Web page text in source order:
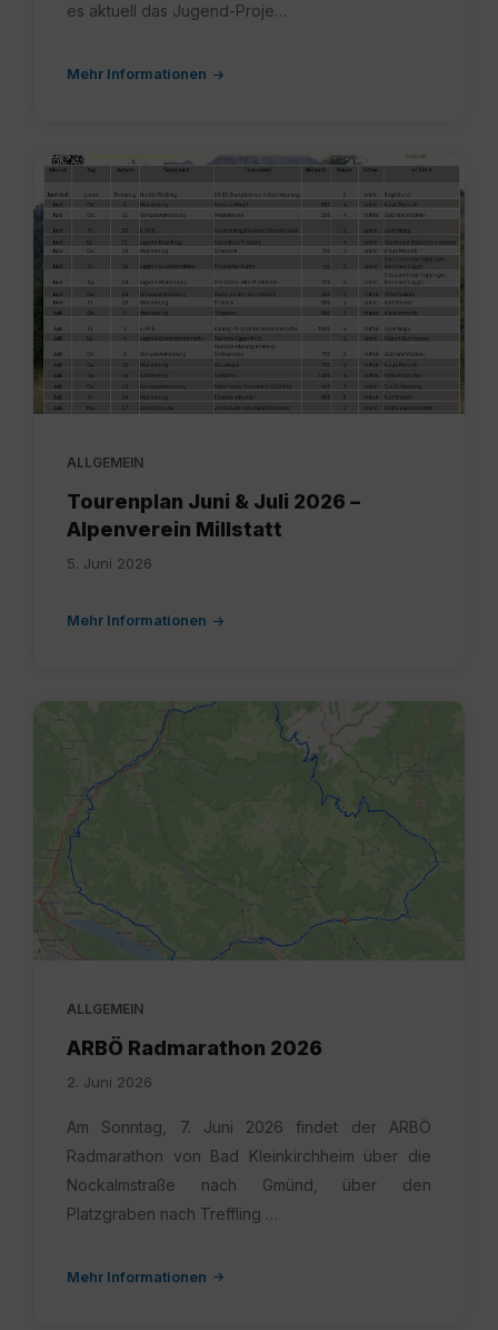
es aktuell das Jugend-Proje…
Mehr Informationen
Millstaetter
6-
26
bis
7-
(002).pdf
ALLGEMEIN
Tourenplan Juni & Juli 2026 –
Alpenverein Millstatt
5. Juni 2026
Mehr Informationen
Radmarathon.jpg
ALLGEMEIN
ARBÖ Radmarathon 2026
2. Juni 2026
Am Sonntag, 7. Juni 2026 findet der ARBÖ
Radmarathon von Bad Kleinkirchheim über die
Nockalmstraße nach Gmünd, über den
Platzgraben nach Treffling …
Mehr Informationen